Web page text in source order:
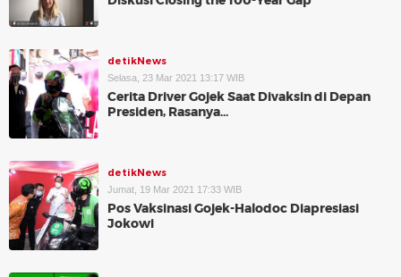
detikNews
Selasa, 23 Mar 2021 13:17 WIB
Cerita Driver Gojek Saat Divaksin di Depan
Presiden, Rasanya...
detikNews
Jumat, 19 Mar 2021 17:33 WIB
Pos Vaksinasi Gojek-Halodoc Diapresiasi
Jokowi